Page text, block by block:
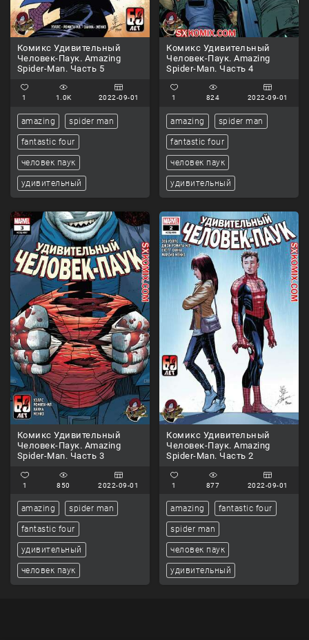
Комикс Удивительный
Человек-Паук. Amazing
Spider-Man. Часть 5
1 1.0K 2022-09-01
amazing spider man
fantastic four
человек паук
удивительный
Комикс Удивительный
Человек-Паук. Amazing
Spider-Man. Часть 4
1 824 2022-09-01
amazing spider man
fantastic four
человек паук
удивительный
Комикс Удивительный
Человек-Паук. Amazing
Spider-Man. Часть 3
1 850 2022-09-01
amazing spider man
fantastic four
удивительный
человек паук
Комикс Удивительный
Человек-Паук. Amazing
Spider-Man. Часть 2
1 877 2022-09-01
amazing fantastic four
spider man
человек паук
удивительный